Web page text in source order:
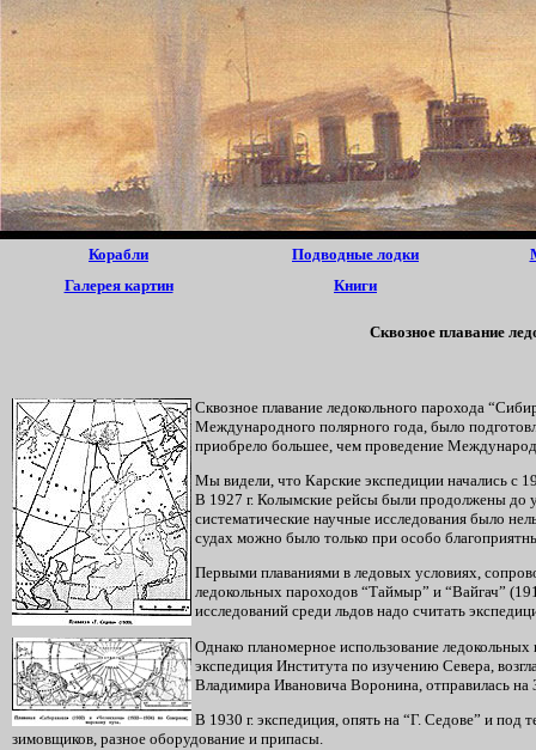
Корабли Подводные лодки
Галерея картин
Книги
Сквозное плавание
Сквозное плавание ледокольного парохода
Международного полярного года, было
приобрело большее, чем проведение
Мы видели, что Карские экспедиции начались с
В 1927 г. Колымские рейсы были продолжены до
систематические научные исследования было
судах можно было только при особо
Первыми плаваниями в ледовых условиях,
ледокольных пароходов “Таймыр” и “Вайгач”
исследований среди льдов надо считать
Однако планомерное использование
экспедиция Института по изучению Севера,
Владимира Ивановича Воронина, отправилась
В 1930 г. экспедиция, опять на “Г. Седове” и
зимовщиков, разное оборудование и припасы.